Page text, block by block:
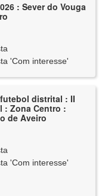
: Sever do Vouga
'Com interesse'
distrital : II
: Zona Centro :
de Aveiro
'Com interesse'